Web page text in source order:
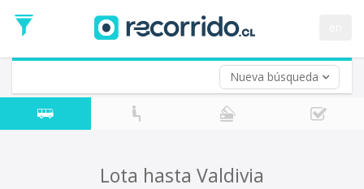
Nueva búsqueda
de
Ida
Vuelta (opcional)
Fecha
de
Lota hasta Valdivia